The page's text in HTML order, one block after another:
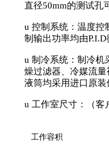
直径50mm的测试孔
u 控制系统：温度控
制输出功率均由P.I.D
u 制冷系统 ： 制冷机
燥过滤器、冷媒流
液筒均采用进口原装
u 工作室尺寸： （客
工作容积